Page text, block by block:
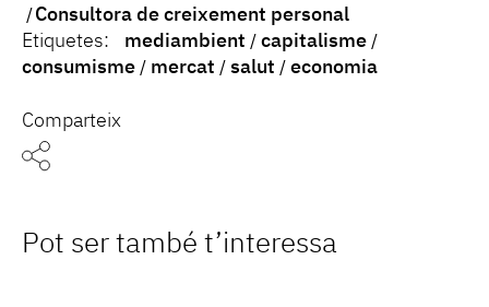
Consultora de creixement personal
Etiquetes:
mediambient
capitalisme
consumisme
mercat salut economia
Comparteix
Pot ser també t’interessa